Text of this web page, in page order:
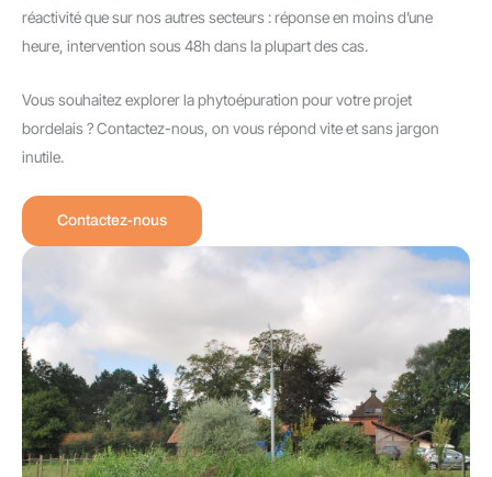
réactivité que sur nos autres secteurs : réponse en moins d’une
heure, intervention sous 48h dans la plupart des cas.
Vous souhaitez explorer la phytoépuration pour votre projet
bordelais ? Contactez-nous, on vous répond vite et sans jargon
inutile.
Contactez-nous